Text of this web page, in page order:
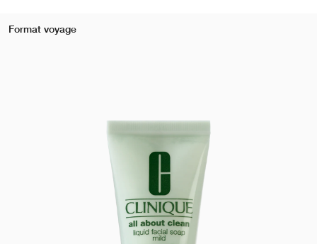
Format voyage